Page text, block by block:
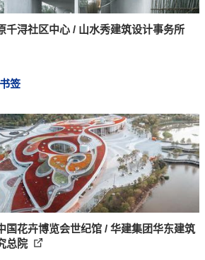
千浔社区中心 / 山水秀建筑设计事务所
签
国花卉博览会世纪馆 / 华建集团华东建筑
总院